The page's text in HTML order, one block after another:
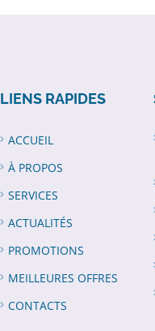
LIENS RAPIDES
ACCUEIL
À PROPOS
SERVICES
ACTUALITÉS
PROMOTIONS
MEILLEURES OFFRES
CONTACTS